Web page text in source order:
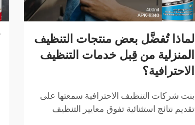
لماذا تُفضَّل بعض منتجات التنظيف
المنزلية من قِبل خدمات التنظيف
الاحترافية؟
بنت شركات التنظيف الاحترافية سمعتها على
تقديم نتائج استثنائية تفوق معايير التنظيف